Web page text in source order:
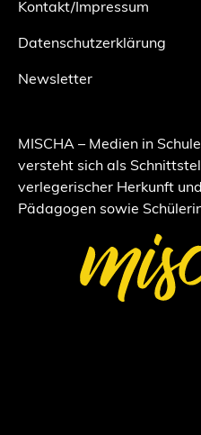
Kontakt/Impressum
Datenschutzerklärung
Newsletter
MISCHA – Medien in
versteht sich als
verlegerischer Herkunft
Pädagogen sowie